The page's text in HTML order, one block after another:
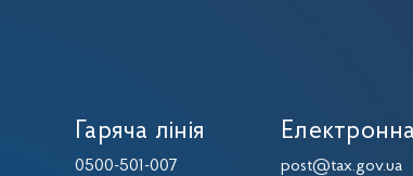
Гаряча лінія
0500-501-007
post@tax.gov.ua